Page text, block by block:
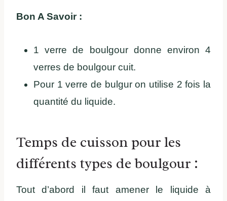
Bon A Savoir :
1 verre de boulgour donne environ 4
verres de boulgour cuit.
Pour 1 verre de bulgur on utilise 2 fois la
quantité du liquide.
Temps de cuisson pour les
différents types de boulgour :
Tout d’abord il faut amener le liquide à